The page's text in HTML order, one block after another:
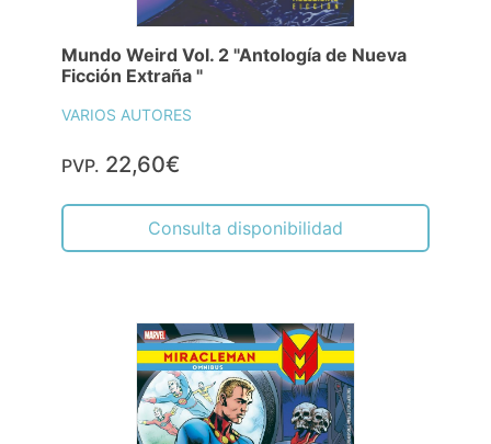
Mundo Weird Vol. 2 "Antología de Nueva
Ficción Extraña "
VARIOS AUTORES
PVP. 22,60€
Consulta disponibilidad